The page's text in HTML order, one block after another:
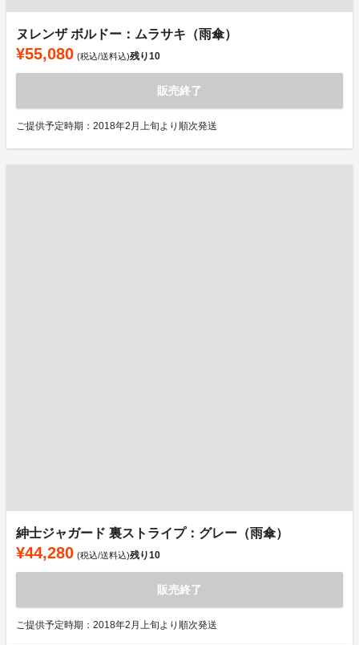
ヌレンザ ボルドー：ムラサキ（雨傘）
¥55,080 (税込/送料込)残り10
販売終了
ご提供予定時期：2018年2月上旬より順次発送
紳士ジャガード 裏ストライプ：グレー（雨傘）
¥44,280 (税込/送料込)残り10
販売終了
ご提供予定時期：2018年2月上旬より順次発送